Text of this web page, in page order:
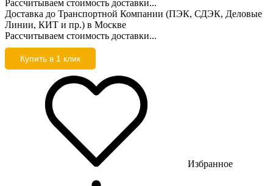
Рассчитываем стоимость доставки...
Доставка до Транспортной Компании (ПЭК, СДЭК, Деловые
Линии, КИТ и пр.) в Москве
Рассчитываем стоимость доставки...
Купить в 1 клик
Избранное